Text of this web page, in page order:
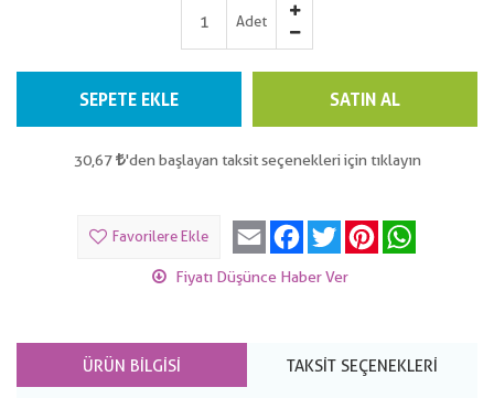
Adet
SEPETE EKLE SATIN AL
30,67 'den başlayan taksit seçenekleri için tıklayın
Favorilere Ekle Email Facebook
Twitter Pinterest
Fiyatı Düşünce Haber Ver
ÜRÜN BILGISI TAKSIT SEÇENEKLERI